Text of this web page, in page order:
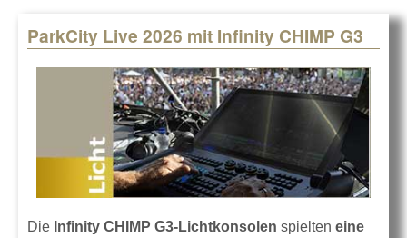
ParkCity Live 2026 mit Infinity CHIMP G3
Die Infinity CHIMP G3-Lichtkonsolen spielten eine
Pages